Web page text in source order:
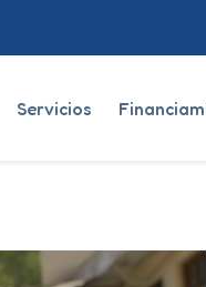
Servicios